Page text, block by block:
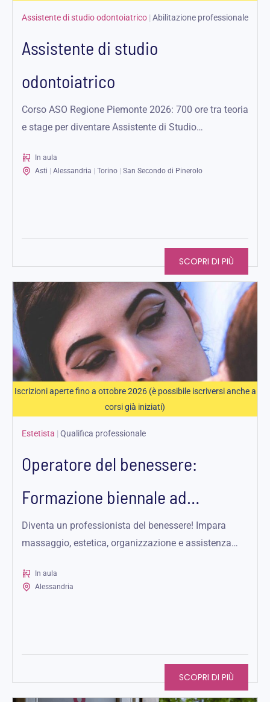
Assistente di studio odontoiatrico | Abilitazione professionale
Assistente di studio
odontoiatrico
Corso ASO Regione Piemonte 2026: 700 ore tra teoria
e stage per diventare Assistente di Studio
In aula
Asti | Alessandria | Torino | San Secondo di Pinerolo
SCOPRI DI PIÙ
Iscrizioni aperte fino a ottobre 2026 (è possibile iscriversi anche a
corsi già iniziati)
Estetista | Qualifica professionale
Operatore del benessere:
Formazione biennale ad
Alessandria
Diventa un professionista del benessere! Impara
massaggio, estetica, organizzazione e assistenza
In aula
Alessandria
SCOPRI DI PIÙ